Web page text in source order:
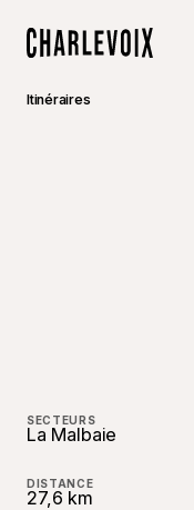
Itinéraires
SECTEURS
La Malbaie
DISTANCE
27,6 km